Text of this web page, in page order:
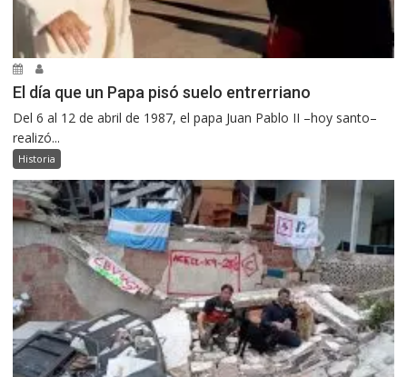
El día que un Papa pisó suelo entrerriano
Del 6 al 12 de abril de 1987, el papa Juan Pablo II –hoy santo–
realizó...
Historia